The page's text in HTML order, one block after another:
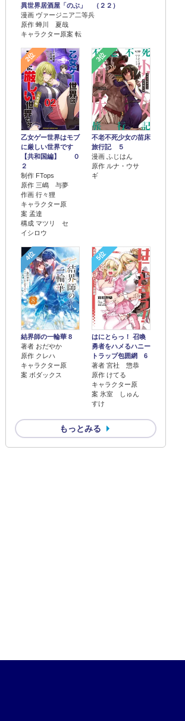
異世界居酒屋「のぶ」 （２２）
漫画 ヴァージニア二等兵
原作 蝉川 夏哉
キャラクター原案 転
2位
乙女ゲー世界はモブ
に厳しい世界です
【共和国編】 ０
２
制作 FTops
原作 三嶋 与夢
作画 行々狸
キャラクター原
案 孟達
構成 マツリ セ
イシロウ
3位
不老不死少女の苗床
旅行記 ５
漫画 ふじはん
原作 ルナ・ウサ
ギ
4位
結界師の一輪華 8
著者 おだやか
原作 クレハ
キャラクター原
案 ボダックス
5位
はにとらっ！ 召喚
勇者をハメるハニー
トラップ包囲網 6
著者 宮社 惣恭
原作 けてる
キャラクター原
案 氷室 しゅん
すけ
もっとみる